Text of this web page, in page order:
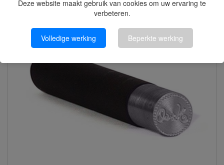
Deze website maakt gebruik van cookies om uw ervaring te
verbeteren.
Volledige werking Beperkte werking
Nieuwe artikelen?